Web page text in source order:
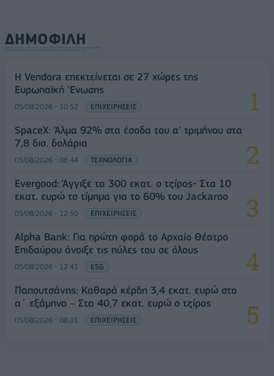
ΔΗΜΟΦΙΛΗ
Η Vendora επεκτείνεται σε 27 χώρες της
Ευρωπαϊκή 'Ενωσης
05/08/2026 - 10:52 ΕΠΙΧΕΙΡΗΣΕΙΣ
SpaceX: Άλμα 92% στα έσοδα του α' τριμήνου στα
7,8 δισ. δολάρια
05/08/2026 - 08:44 ΤΕΧΝΟΛΟΓΙΑ
Evergood: Άγγιξε τα 300 εκατ. ο τζίρος- Στα 10
εκατ. ευρώ το τίμημα για το 60% του Jackaroo
05/08/2026 - 12:50 ΕΠΙΧΕΙΡΗΣΕΙΣ
Alpha Bank: Για πρώτη φορά το Αρχαίο Θέατρο
Επιδαύρου άνοιξε τις πύλες του σε όλους
05/08/2026 - 12:41 ESG
Παπουτσάνης: Καθαρά κέρδη 3,4 εκατ. ευρώ στο
α΄ εξάμηνο – Στα 40,7 εκατ. ευρώ ο τζίρος
05/08/2026 - 08:01 ΕΠΙΧΕΙΡΗΣΕΙΣ